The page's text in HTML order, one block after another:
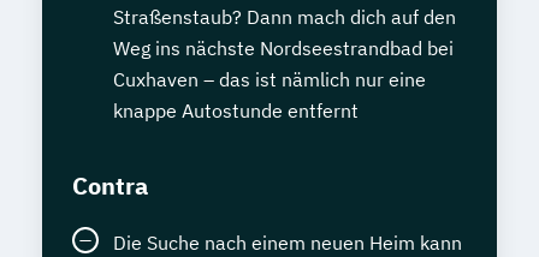
Straßenstaub? Dann mach dich auf den
Weg ins nächste Nordseestrandbad bei
Cuxhaven – das ist nämlich nur eine
knappe Autostunde entfernt
Contra
Die Suche nach einem neuen Heim kann